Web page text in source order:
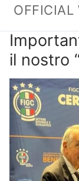
OFFICIAL
Home
il nostro